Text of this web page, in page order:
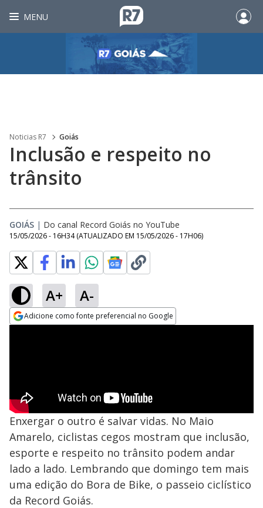
MENU
Noticias R7 Goiás
Inclusão e respeito no
trânsito
GOIÁS | Do canal Record Goiás no YouTube
15/05/2026 - 16H34 (ATUALIZADO EM 15/05/2026 - 17H06)
A+ A-
Adicione como fonte preferencial no Google
Enxergar o outro é salvar vidas. No Maio
Amarelo, ciclistas cegos mostram que inclusão,
esporte e respeito no trânsito podem andar
lado a lado. Lembrando que domingo tem mais
uma edição do Bora de Bike, o passeio ciclístico
da Record Goiás.